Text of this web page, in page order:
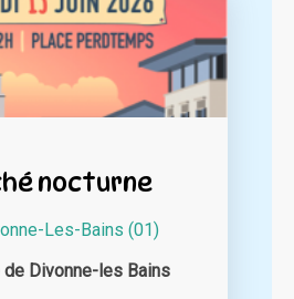
nocturne
Les-Bains (01)
de Divonne-les Bains